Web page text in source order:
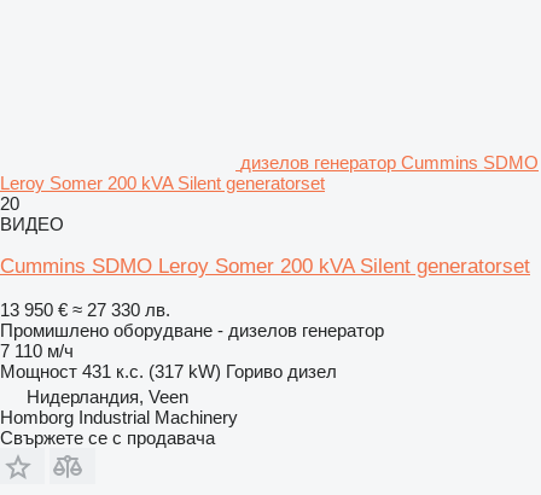
дизелов генератор Cummins SDMO
Leroy Somer 200 kVA Silent generatorset
20
ВИДЕО
Cummins SDMO Leroy Somer 200 kVA Silent generatorset
13 950 € ≈ 27 330 лв.
Промишлено оборудване - дизелов генератор
7 110 м/ч
Мощност 431 к.с. (317 kW) Гориво дизел
Нидерландия, Veen
Homborg Industrial Machinery
Свържете се с продавача